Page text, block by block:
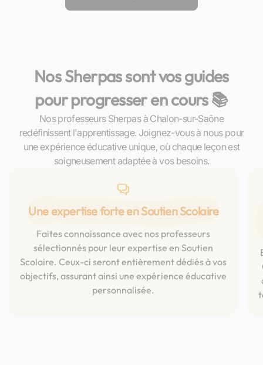
Nos Sherpas sont vos guides
pour progresser en cours 📚
Nos professeurs Sherpas à Chalon-sur-Saône
redéfinissent l'apprentissage. Joignez-vous à nous pour
une expérience éducative unique, où chaque leçon est
soigneusement adaptée à vos besoins.
Une expertise forte en Soutien Scolaire
Faites connaissance avec nos professeurs
sélectionnés pour leur expertise en Soutien
Scolaire. Ceux-ci seront entièrement dédiés à vos
objectifs, assurant ainsi une expérience éducative
personnalisée.